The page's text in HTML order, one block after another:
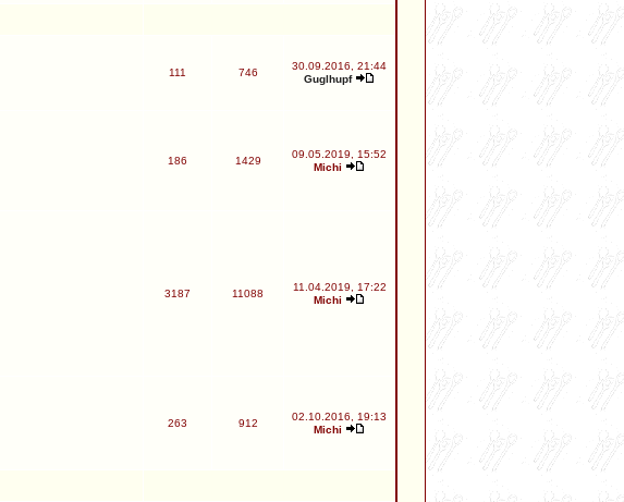
111 746
30.09.2016, 21:44
Guglhupf
186 1429
09.05.2019, 15:52
Michi
3187 11088
11.04.2019, 17:22
Michi
263 912
02.10.2016, 19:13
Michi